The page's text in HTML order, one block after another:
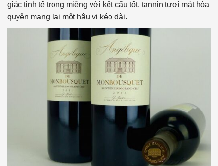
giác tinh tế trong miệng với kết cấu tốt, tannin tươi mát hòa
quyện mang lại một hậu vị kéo dài.